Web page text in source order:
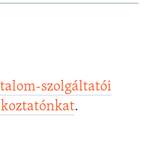
szolgáltatói
.